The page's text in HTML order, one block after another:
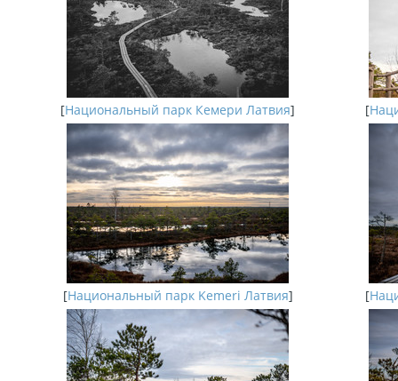
[Национальный парк Кемери Латвия] [
[Национальный парк Kemeri Латвия] [